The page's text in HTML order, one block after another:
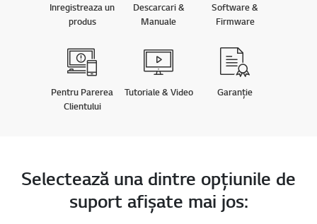
Inregistreaza un
produs
Descarcari &
Manuale
Software &
Firmware
Pentru Parerea
Clientului
Tutoriale & Video Garanție
Selectează una dintre opţiunile de
suport afişate mai jos: